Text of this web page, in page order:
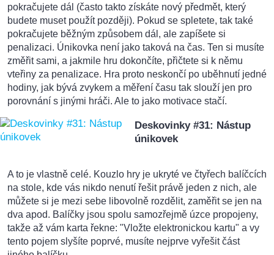
pokračujete dál (často takto získáte nový předmět, který
budete muset použít později). Pokud se spletete, tak také
pokračujete běžným způsobem dál, ale zapíšete si
penalizaci. Únikovka není jako taková na čas. Ten si musíte
změřit sami, a jakmile hru dokončíte, přičtete si k němu
vteřiny za penalizace. Hra proto neskončí po uběhnutí jedné
hodiny, jak bývá zvykem a měření času tak slouží jen pro
porovnání s jinými hráči. Ale to jako motivace stačí.
Deskovinky #31: Nástup
únikovek
A to je vlastně celé. Kouzlo hry je ukryté ve čtyřech balíčcích
na stole, kde vás nikdo nenutí řešit právě jeden z nich, ale
můžete si je mezi sebe libovolně rozdělit, zaměřit se jen na
dva apod. Balíčky jsou spolu samozřejmě úzce propojeny,
takže až vám karta řekne: "Vložte elektronickou kartu" a vy
tento pojem slyšíte poprvé, musíte nejprve vyřešit část